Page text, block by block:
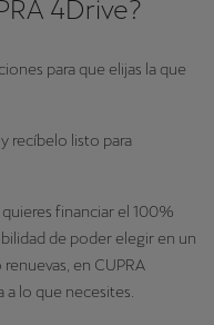
4Drive?
para que elijas la que
recíbelo listo para
quieres financiar el 100%
de poder elegir en un
en CUPRA
lo que necesites.